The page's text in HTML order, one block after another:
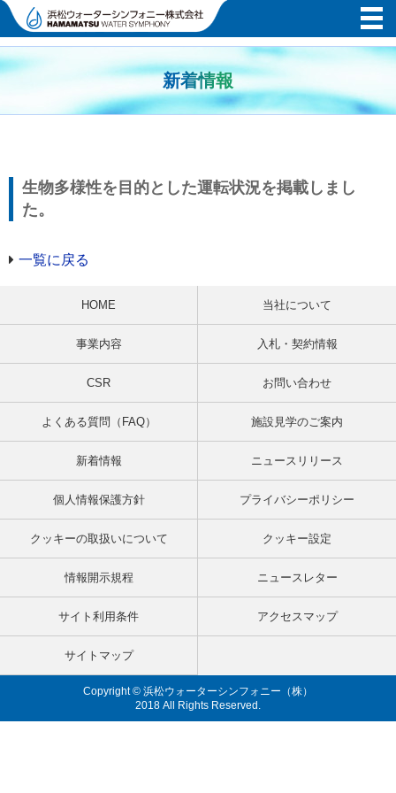
新着情報
生物多様性を目的とした運転状況を掲載しまし
た。
一覧に戻る
HOME 当社について
事業内容 入札・契約情報
CSR お問い合わせ
よくある質問（FAQ） 施設見学のご案内
新着情報 ニュースリリース
個人情報保護方針 プライバシーポリシー
クッキーの取扱いについて クッキー設定
情報開示規程 ニュースレター
サイト利用条件 アクセスマップ
サイトマップ
Copyright © 浜松ウォーターシンフォニー（株）
2018 All Rights Reserved.